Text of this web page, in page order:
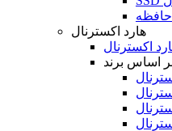
هارد اکسترنال
اکسترنال
اساس برند